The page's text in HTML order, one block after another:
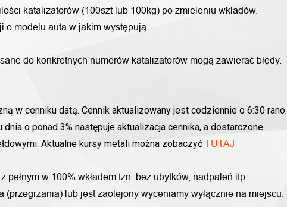
katalizatorów (100szt lub 100kg) po zmieleniu wkładów.
o modelu auta w jakim występują.
do konkretnych numerów katalizatorów mogą zawierać błędy.
w cenniku datą. Cennik aktualizowany jest codziennie o 6:30 rano.
o ponad 3% następuje aktualizacja cennika, a dostarczone
Aktualne kursy metali można zobaczyć TUTAJ
w 100% wkładem tzn. bez ubytków, nadpaleń itp.
lub jest zaolejony wyceniamy wyłącznie na miejscu.